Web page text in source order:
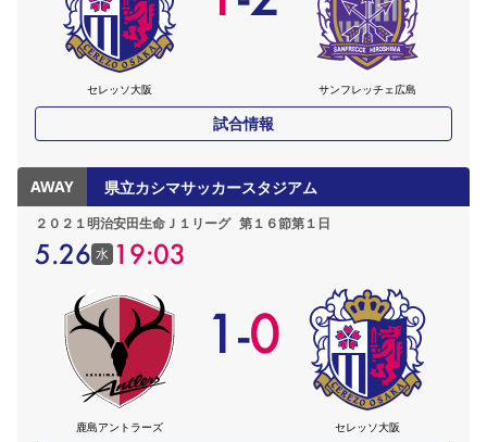
セレッソ大阪 サンフレッチェ広島
試合情報
AWAY 県立カシマサッカースタジアム
２０２１明治安田生命Ｊ１リーグ 第１６節第１日
5.26 水 19:03
鹿島アントラーズ
1-0
セレッソ大阪